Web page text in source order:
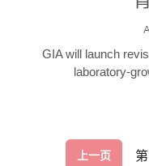
GIA will launch
laboratory-
上一页